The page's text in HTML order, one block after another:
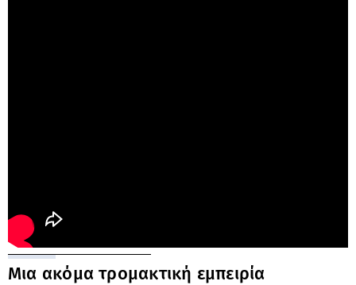
Μια ακόμα τρομακτική εμπειρία